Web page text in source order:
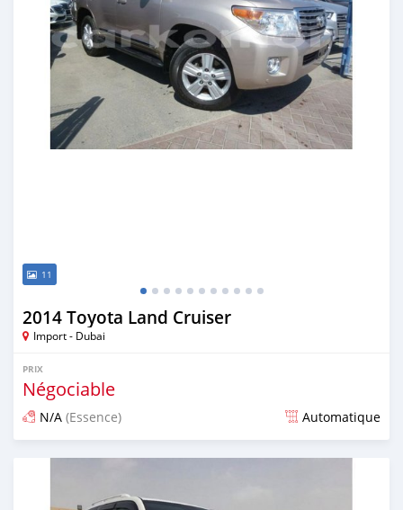
11
2014 Toyota Land Cruiser
Import - Dubai
PRIX
Négociable
N/A (Essence) Automatique
Publié il y a plus de 6 ans